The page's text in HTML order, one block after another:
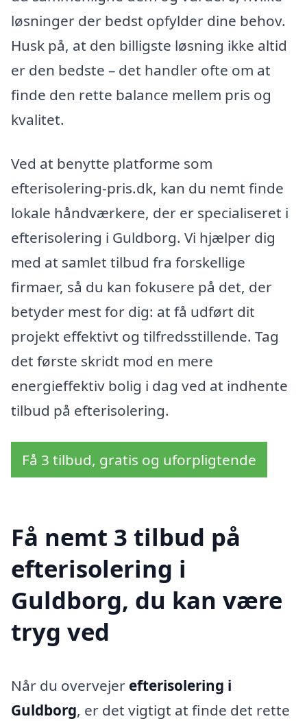
løsninger der bedst opfylder dine behov.
Husk på, at den billigste løsning ikke altid
er den bedste – det handler ofte om at
finde den rette balance mellem pris og
kvalitet.
Ved at benytte platforme som
efterisolering-pris.dk, kan du nemt finde
lokale håndværkere, der er specialiseret i
efterisolering i Guldborg. Vi hjælper dig
med at samlet tilbud fra forskellige
firmaer, så du kan fokusere på det, der
betyder mest for dig: at få udført dit
projekt effektivt og tilfredsstillende. Tag
det første skridt mod en mere
energieffektiv bolig i dag ved at indhente
tilbud på efterisolering.
Få 3 tilbud, gratis og uforpligtende
Få nemt 3 tilbud på
efterisolering i
Guldborg, du kan være
tryg ved
Når du overvejer efterisolering i
Guldborg, er det vigtigt at finde det rette